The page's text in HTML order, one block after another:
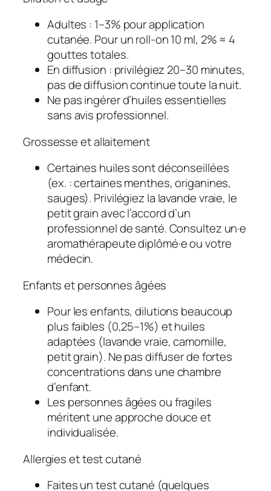
Adultes : 1–3% pour application
cutanée. Pour un roll‑on 10 ml, 2% ≈ 4
gouttes totales.
En diffusion : privilégiez 20–30 minutes,
pas de diffusion continue toute la nuit.
Ne pas ingérer d’huiles essentielles
sans avis professionnel.
Grossesse et allaitement
Certaines huiles sont déconseillées
(ex. : certaines menthes, origanines,
sauges). Privilégiez la lavande vraie, le
petit grain avec l’accord d’un
professionnel de santé. Consultez un·e
aromathérapeute diplômé·e ou votre
médecin.
Enfants et personnes âgées
Pour les enfants, dilutions beaucoup
plus faibles (0,25–1%) et huiles
adaptées (lavande vraie, camomille,
petit grain). Ne pas diffuser de fortes
concentrations dans une chambre
d’enfant.
Les personnes âgées ou fragiles
méritent une approche douce et
individualisée.
Allergies et test cutané
Faites un test cutané (quelques